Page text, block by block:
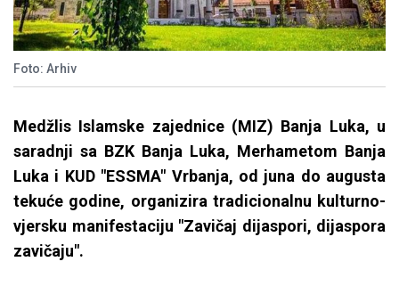
Foto: Arhiv
Medžlis Islamske zajednice (MIZ) Banja Luka, u
saradnji sa BZK Banja Luka, Merhametom Banja
Luka i KUD "ESSMA" Vrbanja, od juna do augusta
tekuće godine, organizira tradicionalnu kulturno-
vjersku manifestaciju "Zavičaj dijaspori, dijaspora
zavičaju".